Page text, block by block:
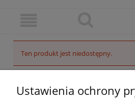
Ten produkt jest niedostępny.
Ustawienia ochrony